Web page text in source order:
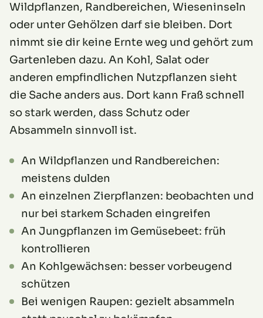
Wildpflanzen, Randbereichen, Wieseninseln
oder unter Gehölzen darf sie bleiben. Dort
nimmt sie dir keine Ernte weg und gehört zum
Gartenleben dazu. An Kohl, Salat oder
anderen empfindlichen Nutzpflanzen sieht
die Sache anders aus. Dort kann Fraß schnell
so stark werden, dass Schutz oder
Absammeln sinnvoll ist.
An Wildpflanzen und Randbereichen:
meistens dulden
An einzelnen Zierpflanzen: beobachten und
nur bei starkem Schaden eingreifen
An Jungpflanzen im Gemüsebeet: früh
kontrollieren
An Kohlgewächsen: besser vorbeugend
schützen
Bei wenigen Raupen: gezielt absammeln